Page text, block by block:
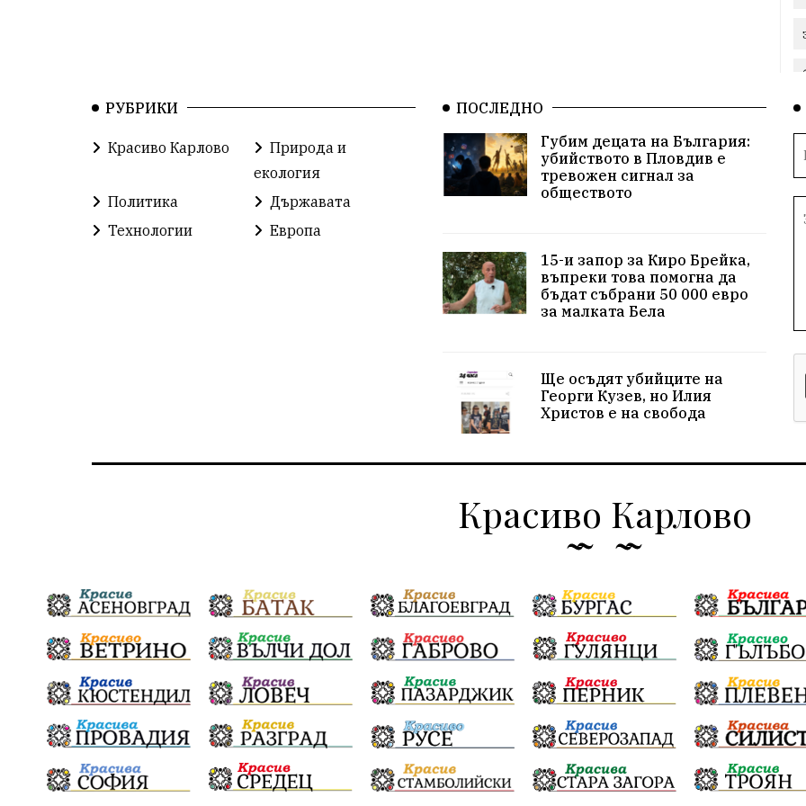
РУБРИКИ
Красиво Карлово
Природа и
екология
Политика
Държавата
Технологии
Европа
ПОСЛЕДНО
Губим децата на България:
убийството в Пловдив е
тревожен сигнал за
обществото
15-и запор за Киро Брейка,
въпреки това помогна да
бъдат събрани 50 000 евро
за малката Бела
Ще осъдят убийците на
Георги Кузев, но Илия
Христов е на свобода
Красиво Карлово